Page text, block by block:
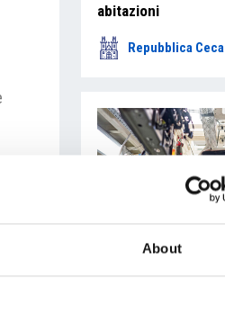
About
abitazioni
Repubblica Ceca